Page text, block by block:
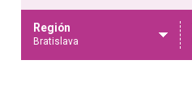
Región
Bratislava